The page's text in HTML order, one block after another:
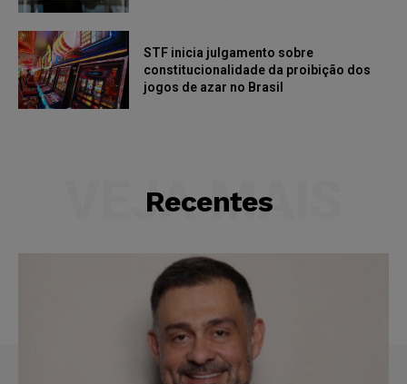
STF inicia julgamento sobre
constitucionalidade da proibição dos
jogos de azar no Brasil
Recentes
VEJA MAIS